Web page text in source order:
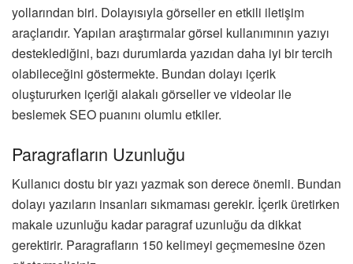
yollarından biri. Dolayısıyla görseller en etkili iletişim
araçlarıdır. Yapılan araştırmalar görsel kullanımının yazıyı
desteklediğini, bazı durumlarda yazıdan daha iyi bir tercih
olabileceğini göstermekte. Bundan dolayı içerik
oluştururken içeriği alakalı görseller ve videolar ile
beslemek SEO puanını olumlu etkiler.
Paragrafların Uzunluğu
Kullanıcı dostu bir yazı yazmak son derece önemli. Bundan
dolayı yazıların insanları sıkmaması gerekir. İçerik üretirken
makale uzunluğu kadar paragraf uzunluğu da dikkat
gerektirir. Paragrafların 150 kelimeyi geçmemesine özen